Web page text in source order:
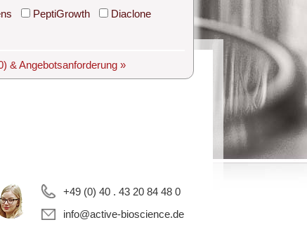
PeptiGrowth
Diaclone
& Angebotsanforderung »
+49 (0) 40 . 43 20 84 48 0
info@active-bioscience.de